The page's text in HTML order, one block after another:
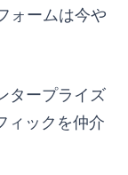
ォームは今や
タープライズ
ィックを仲介